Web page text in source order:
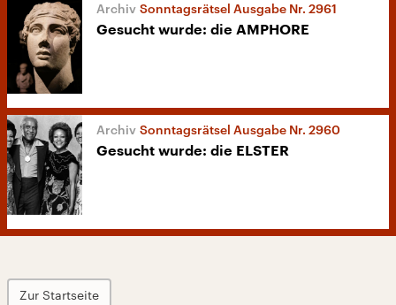
Sonntagsrätsel Ausgabe Nr. 2961
Gesucht wurde: die AMPHORE
Sonntagsrätsel Ausgabe Nr. 2960
Gesucht wurde: die ELSTER
Zur Startseite